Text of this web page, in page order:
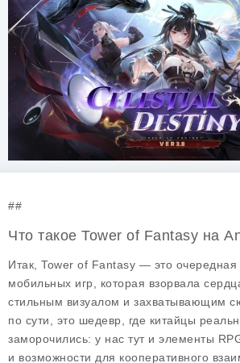
##
Что такое Tower of Fantasy на
Итак, Tower of Fantasy — это
мобильных игр, которая взорвала
стильным визуалом и захватывающим
по сути, это шедевр, где китайцы
заморочились: у нас тут и элементы
и возможности для кооперативного